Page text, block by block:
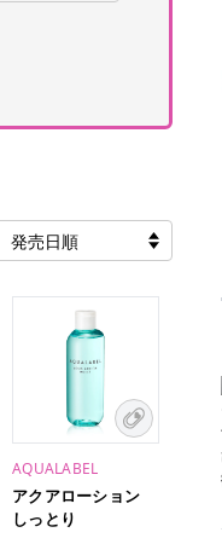
AQUALABEL
アクアローション
しっとり